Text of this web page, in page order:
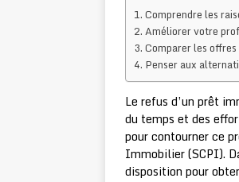
Comprendre les
Améliorer votre
Comparer les
Penser aux
Le refus d’un prêt
du temps et des
pour contourner ce
Immobilier (SCPI).
disposition pour